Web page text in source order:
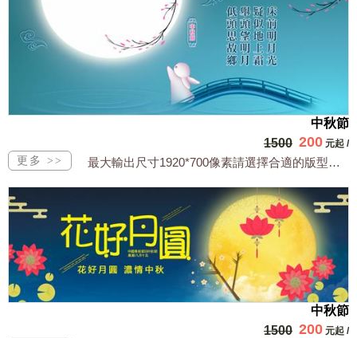
中秋節
1500 200 元起 /
最大輸出尺寸1920*700像素請選擇合適的版型，文字或相關商品圖須由買方提供文...
中秋節
1500 200 元起 /